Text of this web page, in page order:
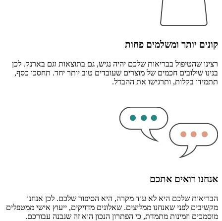
קונים יותר ומשלמים פחות
רצינו שהטיפול בבריאות שלכם יהיה נגיש, גם בתוצאות וגם בארנק. לכן
בנינו שילובים חכמים של מוצרים שעובדים טוב יותר יחד. תחסכו כסף,
תתמידו בקלות, ותרגישו את ההבדל.
אנחנו רואים אתכם
הבריאות שלכם היא לא עוד מקרה, היא הסיפור שלכם. לכן אנחנו
מקשיבים לפני שאנחנו ממליצים. שאלונים מדויקים, ייעוץ אישי ממטפלים
מוסמכים וזמינות מתמדת, כי הפתרון הנכון הוא זה שנבנה עבורכם.